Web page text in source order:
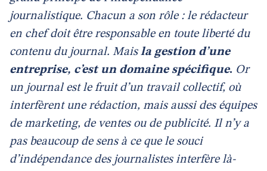
journalistique. Chacun a son rôle : le rédacteur
en chef doit être responsable en toute liberté du
contenu du journal. Mais la gestion d’une
entreprise, c’est un domaine spécifique. Or
un journal est le fruit d’un travail collectif, où
interfèrent une rédaction, mais aussi des équipes
de marketing, de ventes ou de publicité. Il n’y a
pas beaucoup de sens à ce que le souci
d’indépendance des journalistes interfère là-